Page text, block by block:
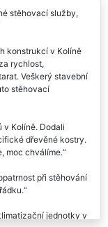
stěhovací služby,
konstrukcí v Kolíně
rychlost,
Veškerý stavební
stěhovací
v Kolíně. Dodali
dřevěné kostry.
při stěhování